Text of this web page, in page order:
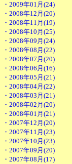
・2009年01月(24)
・2008年12月(20)
・2008年11月(19)
・2008年10月(25)
・2008年09月(24)
・2008年08月(22)
・2008年07月(20)
・2008年06月(16)
・2008年05月(21)
・2008年04月(22)
・2008年03月(21)
・2008年02月(20)
・2008年01月(21)
・2007年12月(20)
・2007年11月(23)
・2007年10月(23)
・2007年09月(20)
・2007年08月(17)